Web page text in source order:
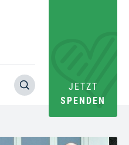
JETZT
SPENDEN